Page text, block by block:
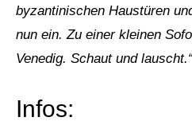
byzantinischen Haustüren
nun ein. Zu einer kleinen
Venedig. Schaut und lauscht.“
Infos: